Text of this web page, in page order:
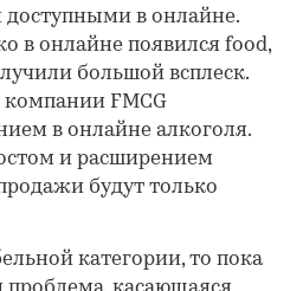
доступными в онлайне.
в онлайне появился food,
большой всплеск.
FMCG
в онлайне алкоголя.
и расширением
будут только
категории, то пока